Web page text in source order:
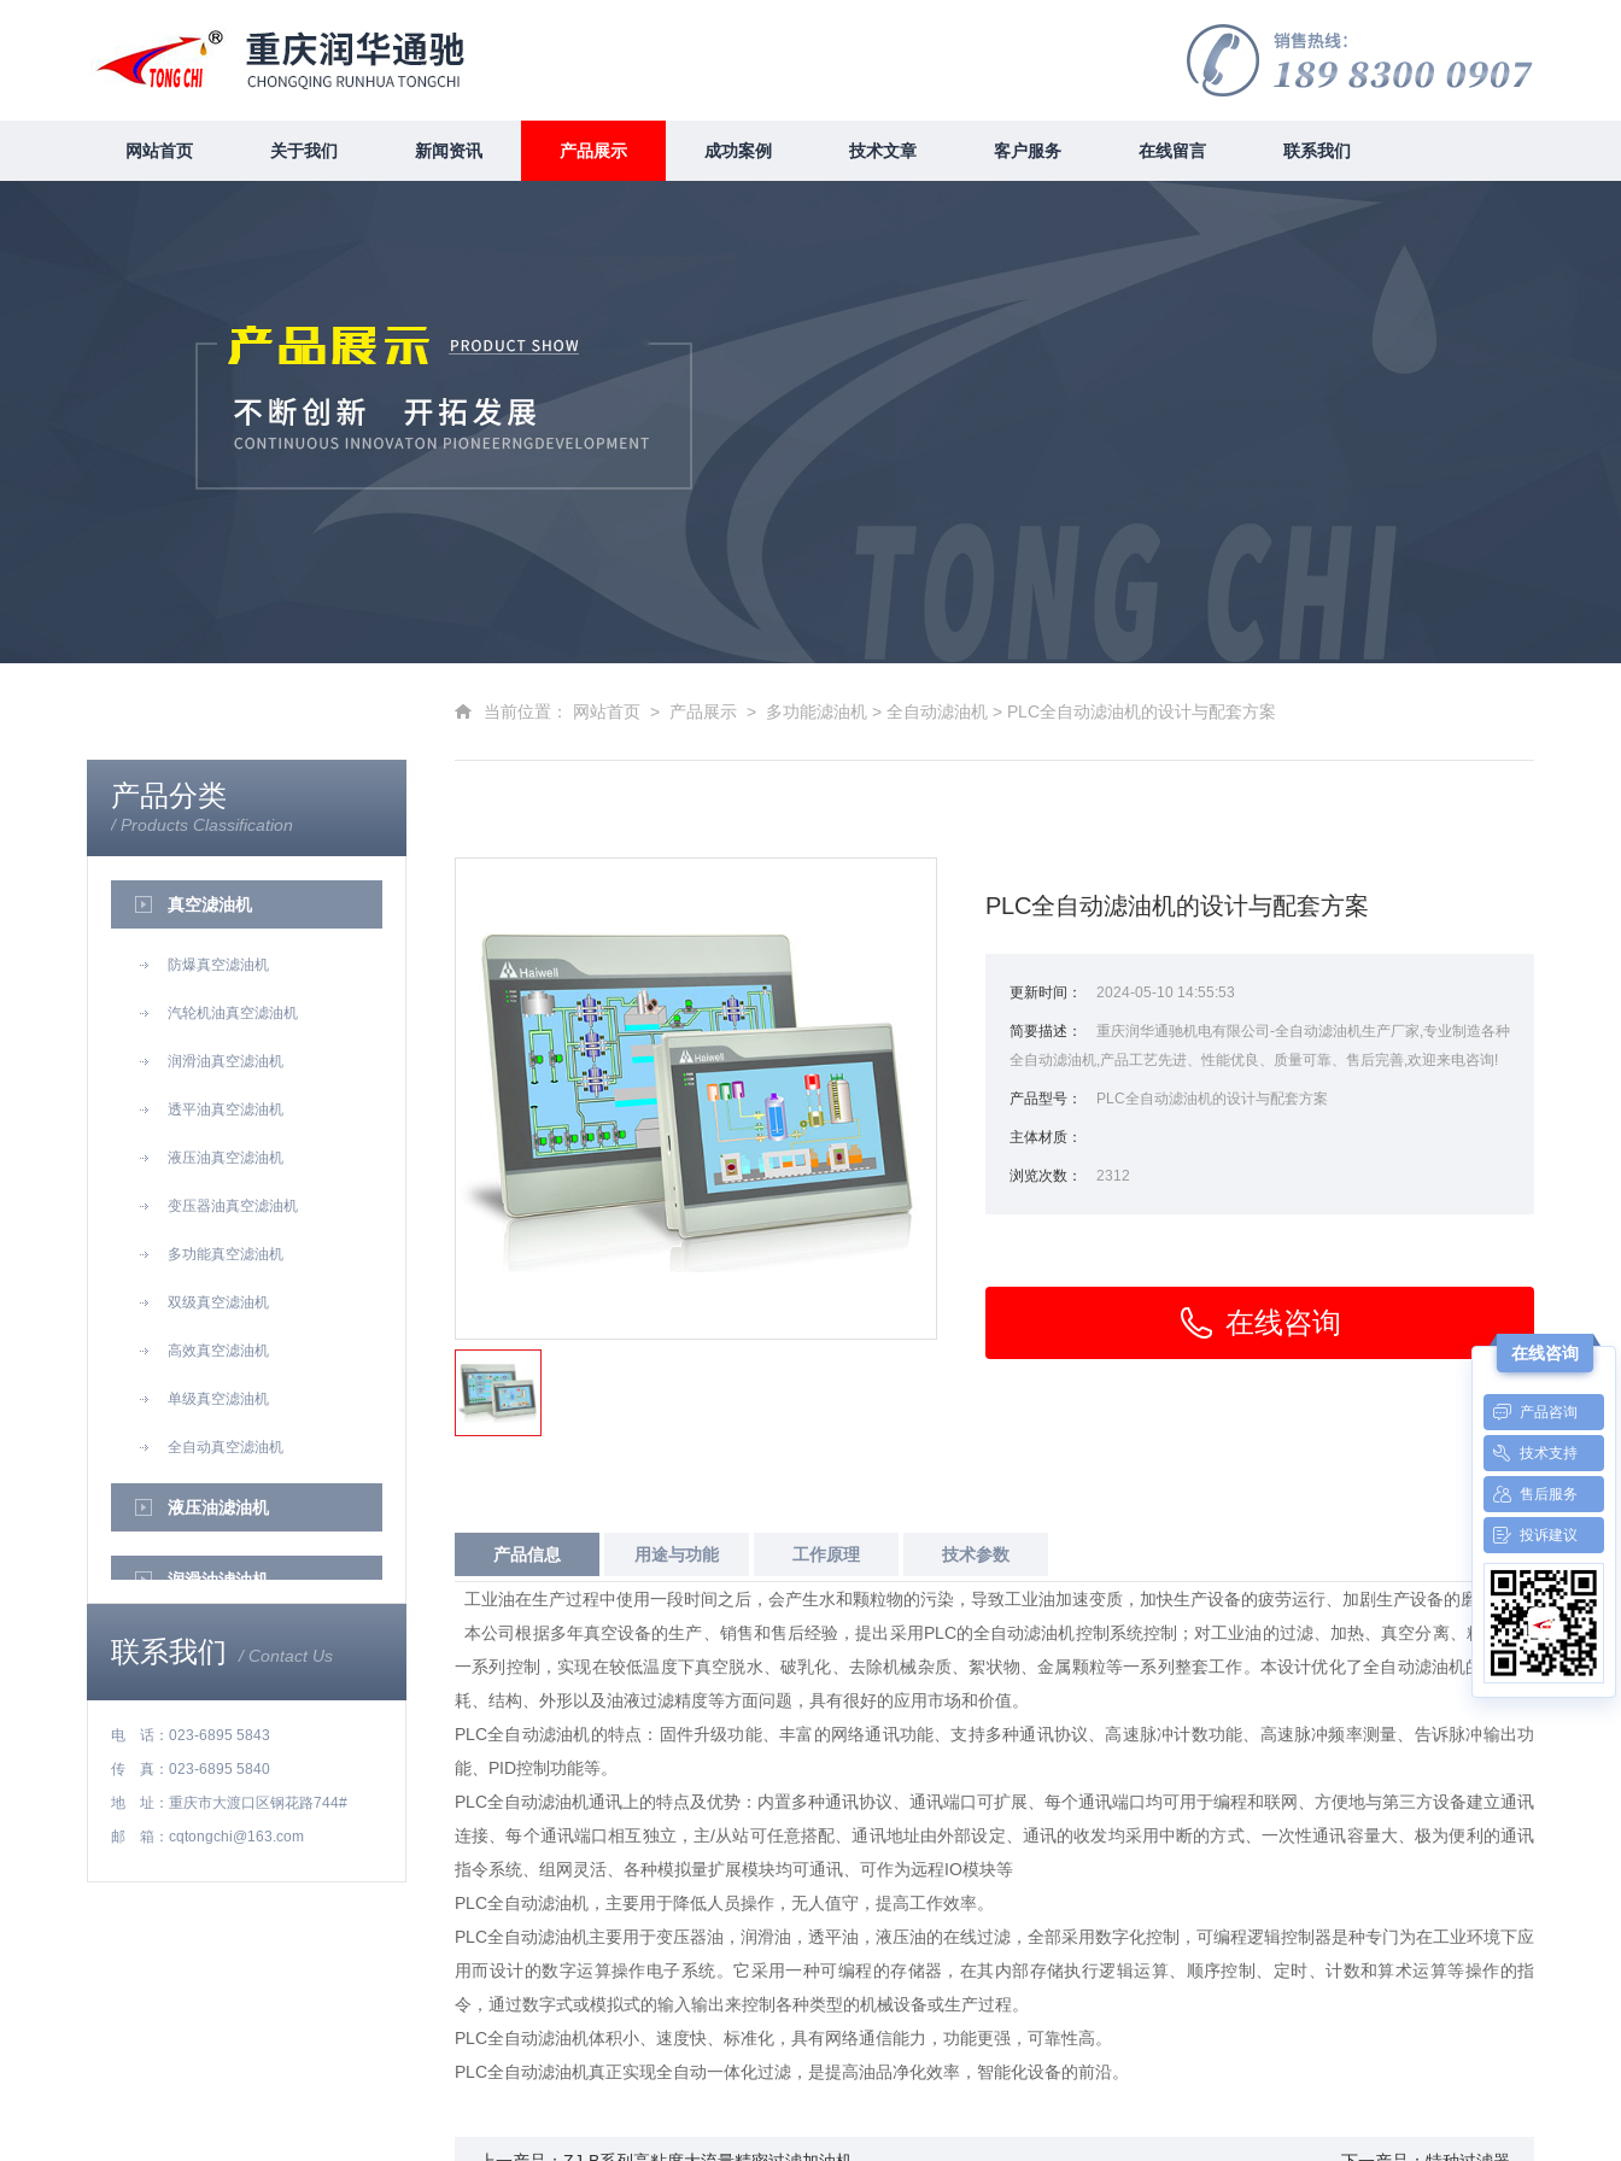
网站首页 关于我们 新闻资讯 产品展示 成功案例 技术文章 客户服务 在线留言 联系我们
产品分类
/ Products Classification
真空滤油机
防爆真空滤油机
汽轮机油真空滤油机
润滑油真空滤油机
透平油真空滤油机
液压油真空滤油机
变压器油真空滤油机
多功能真空滤油机
双级真空滤油机
高效真空滤油机
单级真空滤油机
全自动真空滤油机
液压油滤油机
润滑油滤油机
润滑油专用滤油机
板框滤油机
绝缘油滤油机
多功能滤油机
联系我们 / Contact Us
电 话：023-6895 5843
传 真：023-6895 5840
地 址：重庆市大渡口区钢花路744#
邮 箱：cqtongchi@163.com
当前位置： 网站首页 > 产品展示 > 多功能滤油机 > 全自动滤油机 > PLC全自动滤油机的设计与配套方案
PLC全自动滤油机的设计与配套方案
更新时间： 2024-05-10 14:55:53
简要描述：
重庆润华通驰机电有限公司-全自动滤油机生产厂家,专业制造各种
全自动滤油机,产品工艺先进、性能优良、质量可靠、售后完善,欢迎来电咨询!
产品型号： PLC全自动滤油机的设计与配套方案
主体材质：
浏览次数： 2312
在线咨询
产品信息 用途与功能 工作原理 技术参数
工业油在生产过程中使用一段时间之后，会产生水和颗粒物的污染，导致工业油加速变质，加快生产设备的疲劳运行、加剧生产设备的磨损。
本公司根据多年真空设备的生产、销售和售后经验，提出采用PLC的全自动滤油机控制系统控制；对工业油的过滤、加热、真空分离、精过滤等
一系列控制，实现在较低温度下真空脱水、破乳化、去除机械杂质、絮状物、金属颗粒等一系列整套工作。本设计优化了全自动滤油机的整体能
耗、结构、外形以及油液过滤精度等方面问题，具有很好的应用市场和价值。
PLC全自动滤油机的特点：固件升级功能、丰富的网络通讯功能、支持多种通讯协议、高速脉冲计数功能、高速脉冲频率测量、告诉脉冲输出功
能、PID控制功能等。
PLC全自动滤油机通讯上的特点及优势：内置多种通讯协议、通讯端口可扩展、每个通讯端口均可用于编程和联网、方便地与第三方设备建立通讯
连接、每个通讯端口相互独立，主/从站可任意搭配、通讯地址由外部设定、通讯的收发均采用中断的方式、一次性通讯容量大、极为便利的通讯
指令系统、组网灵活、各种模拟量扩展模块均可通讯、可作为远程IO模块等
PLC全自动滤油机，主要用于降低人员操作，无人值守，提高工作效率。
PLC全自动滤油机主要用于变压器油，润滑油，透平油，液压油的在线过滤，全部采用数字化控制，可编程逻辑控制器是种专门为在工业环境下应
用而设计的数字运算操作电子系统。它采用一种可编程的存储器，在其内部存储执行逻辑运算、顺序控制、定时、计数和算术运算等操作的指
令，通过数字式或模拟式的输入输出来控制各种类型的机械设备或生产过程。
PLC全自动滤油机体积小、速度快、标准化，具有网络通信能力，功能更强，可靠性高。
PLC全自动滤油机真正实现全自动一体化过滤，是提高油品净化效率，智能化设备的前沿。
在线咨询
产品咨询
技术支持
售后服务
投诉建议